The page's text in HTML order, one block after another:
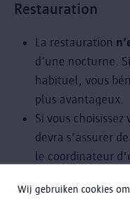
Wij gebruiken cookies
Restauration
La restauration
d’une nocturne.
habituel, vous
plus avantageux.
Si vous
devra s'assurer
le coordinateur
doivent être